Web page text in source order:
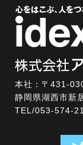
本社：〒431-
静岡県湖西市新
TEL/053-574-